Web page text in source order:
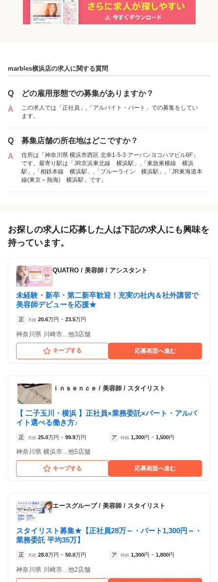
「正社員」を募集していた店舗
1件の店舗
marbles横浜店
「アルバイト・パート」を募集していた店舗
各店舗の特色（詳しい給与、一緒に働くスタッフ、サービスメニュー、客層
など）が見られます
パート
marbles横浜店の求人に関する質問
Q
どの雇用形態での募集がありますか？
A
この求人では「正社員」,「アルバイト・パート」での募集をしてい
ます。
Q
募集店舗の所在地はどこですか？
A
住所は「神奈川県 横浜市西区 北幸1-5-3 アーバンヨコハマビル8F」
です。最寄り駅は「JR京浜東北線 横浜駅」,「東急東横線 横浜
駅」,「相鉄本線 横浜駅」,「ブルーライン 横浜駅」,「JR東海道本
線(東京～熱海) 横浜駅」です。
お探しの求人に応募した人は下記の求人にも興味を
持っています。
QUATRO / 美容師 / アシスタント
未経験・新卒・第二新卒歓迎！充実の社内＆社外講習で
美容師デビューを応援★
正 月給 20.6万円 ~ 23.5万円
神奈川県 川崎市...他3店舗
キープする 応募画面へ進む
ｉｎｓｅｎｃｅ / 美容師 / スタイリスト
【 二子玉川・横浜 】正社員×業務委託×パート・アルバ
イト選べる働き方♪
正 月給 25.0万円 ~ 99.9万円 ア 時給 1,300円 ~ 1,500円
神奈川県 横浜市...他5店舗
キープする 応募画面へ進む
エースグループ/ 美容師 / スタイリスト
スタイリスト募集★【正社員28万～・パート1,300円～・
業務委託 平均35万】
正 月給 28.0万円 ~ 50.0万円 ア 時給 1,300円 ~ 1,800円
神奈川県 川崎市...他2店舗